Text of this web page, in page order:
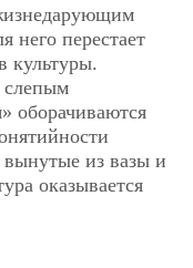
него перестает
культуры.
слепым
оборачиваются
из вазы и
оказывается